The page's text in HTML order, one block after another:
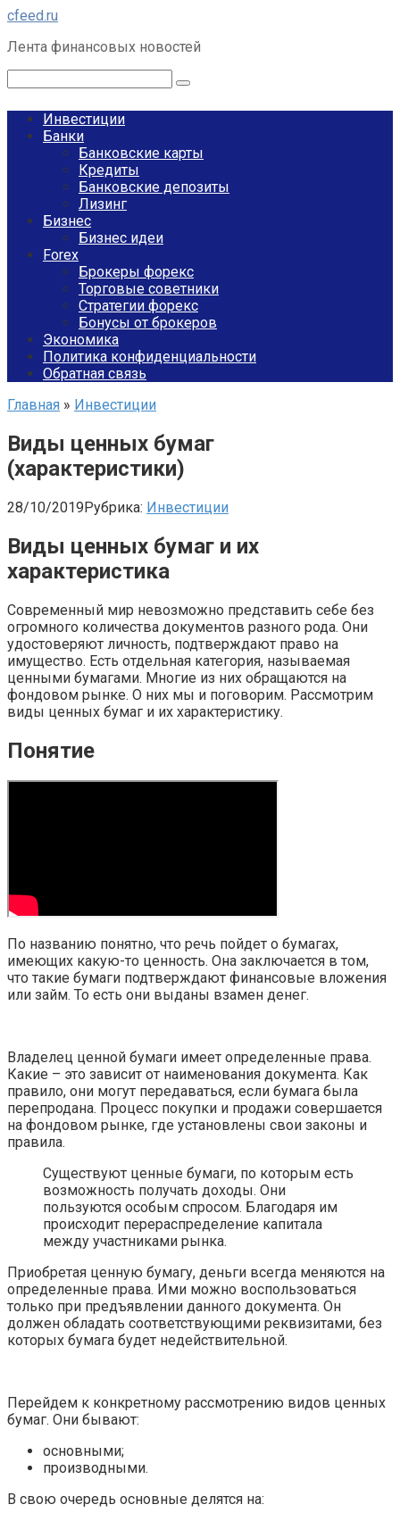
Перейти
контенту
cfeed.ru
Лента финансовых новостей
Инвестиции
Банки
Банковские карты
Кредиты
Банковские депозиты
Лизинг
Бизнес
Бизнес идеи
Forex
Брокеры форекс
Торговые советники
Стратегии форекс
Бонусы от брокеров
Экономика
Политика конфиденциальности
Обратная связь
Главная » Инвестиции
Виды ценных бумаг
(характеристики)
28/10/2019Рубрика: Инвестиции
Виды ценных бумаг и их
характеристика
Современный мир невозможно представить себе без
огромного количества документов разного рода. Они
удостоверяют личность, подтверждают право на
имущество. Есть отдельная категория, называемая
ценными бумагами. Многие из них обращаются на
фондовом рынке. О них мы и поговорим. Рассмотрим
виды ценных бумаг и их характеристику.
Понятие
По названию понятно, что речь пойдет о бумагах,
имеющих какую-то ценность. Она заключается в том,
что такие бумаги подтверждают финансовые вложения
или займ. То есть они выданы взамен денег.
Владелец ценной бумаги имеет определенные права.
Какие – это зависит от наименования документа. Как
правило, они могут передаваться, если бумага была
перепродана. Процесс покупки и продажи совершается
на фондовом рынке, где установлены свои законы и
правила.
Существуют ценные бумаги, по которым есть
возможность получать доходы. Они
пользуются особым спросом. Благодаря им
происходит перераспределение капитала
между участниками рынка.
Приобретая ценную бумагу, деньги всегда меняются на
определенные права. Ими можно воспользоваться
только при предъявлении данного документа. Он
должен обладать соответствующими реквизитами, без
которых бумага будет недействительной.
Перейдем к конкретному рассмотрению видов ценных
бумаг. Они бывают:
основными;
производными.
В свою очередь основные делятся на: